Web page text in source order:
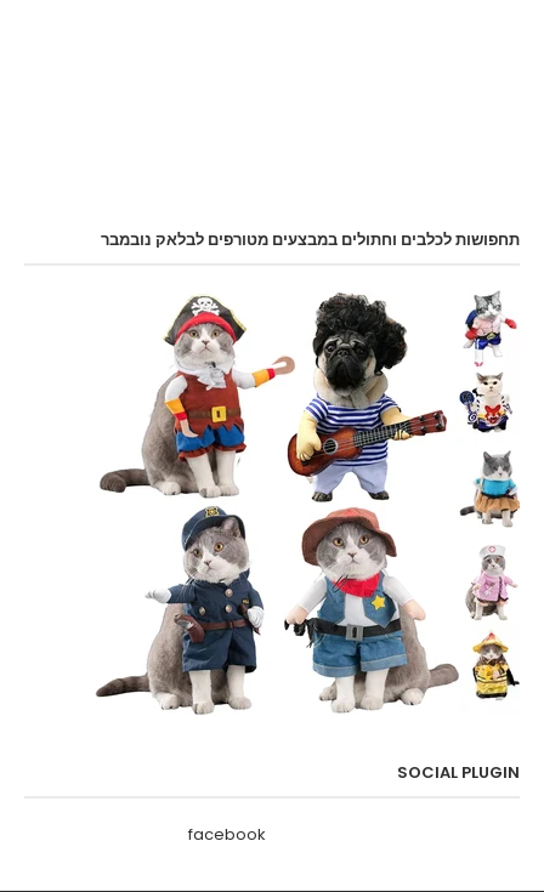
תחפושות לכלבים וחתולים במבצעים מטורפים לבלאק נובמבר
SOCIAL PLUGIN
facebook